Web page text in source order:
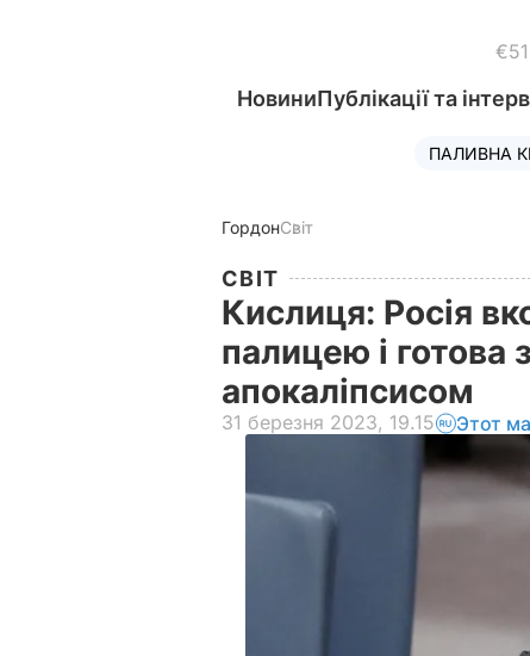
НовиниПублікації та
ПАЛИВНА
ГордонСвіт
СВІТ
Кислиця: Росія
палицею і готова
апокаліпсисом
31 березня 2023, 19.15 Этот